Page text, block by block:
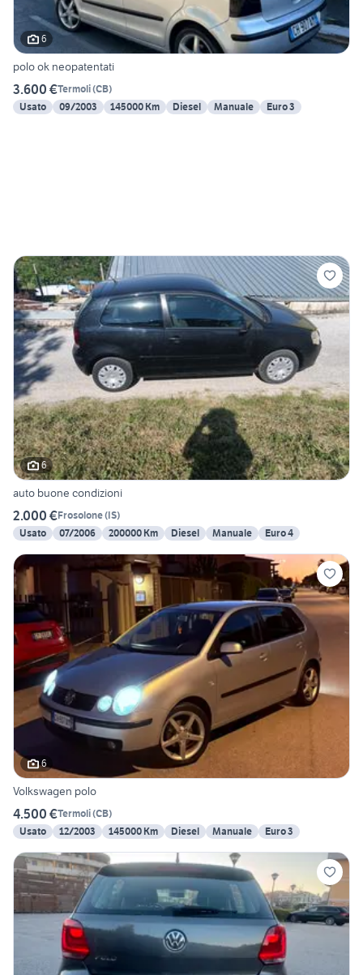
6
polo ok neopatentati
3.600 €Termoli(CB)
Usato
09/2003 145000 Km Diesel Manuale Euro 3
6
auto buone condizioni
2.000 €Frosolone(IS)
Usato
07/2006 200000 Km Diesel Manuale Euro 4
6
Volkswagen polo
4.500 €Termoli(CB)
Usato
12/2003 145000 Km Diesel Manuale Euro 3